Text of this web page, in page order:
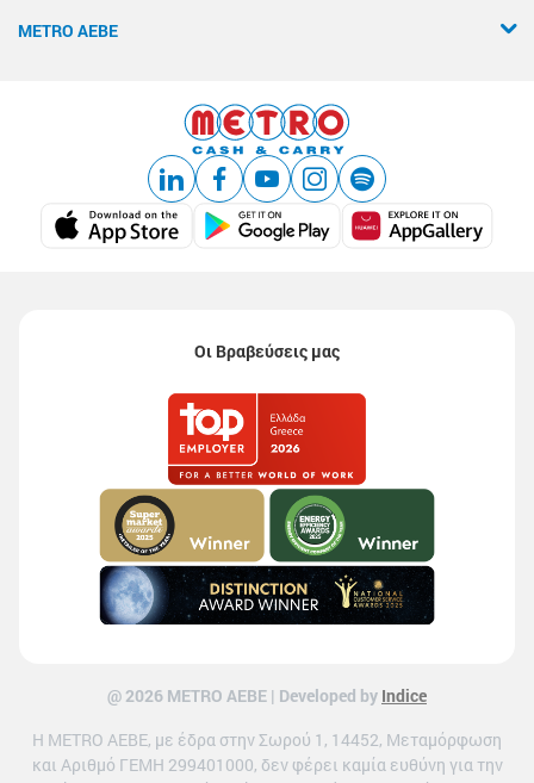
METRO ΑΕΒΕ
Οι Βραβεύσεις μας
@ 2026 ΜETRO AEBE | Developed by Indice
Η METRO ΑΕΒΕ, με έδρα στην Σωρού 1, 14452, Μεταμόρφωση
και Αριθμό ΓΕΜΗ 299401000, δεν φέρει καμία ευθύνη για την